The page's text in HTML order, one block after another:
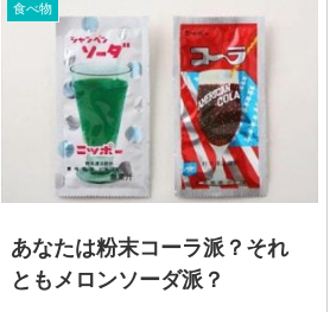
食べ物
あなたは粉末コーラ派？それ
ともメロンソーダ派？